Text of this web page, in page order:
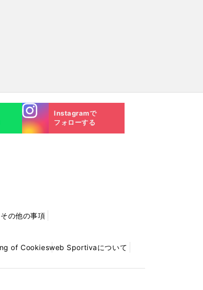
Instagra
m
Instagramで
フォローする
の他の事項
of Cookiesweb Sportivaについて